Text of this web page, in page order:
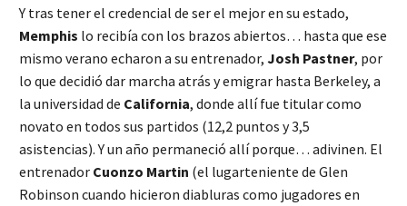
Y tras tener el credencial de ser el mejor en su estado,
Memphis lo recibía con los brazos abiertos… hasta que ese
mismo verano echaron a su entrenador, Josh Pastner, por
lo que decidió dar marcha atrás y emigrar hasta Berkeley, a
la universidad de California, donde allí fue titular como
novato en todos sus partidos (12,2 puntos y 3,5
asistencias). Y un año permaneció allí porque… adivinen. El
entrenador Cuonzo Martin (el lugarteniente de Glen
Robinson cuando hicieron diabluras como jugadores en